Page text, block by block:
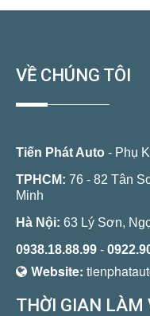
VỀ CHÚNG TÔI
Tiến Phát Auto - Phụ
TPHCM: 76 - 82 Tân
Minh
Hà Nội: 63 Lý Sơn,
0938.18.88.99 -
Website:
THỜI GIAN LÀM